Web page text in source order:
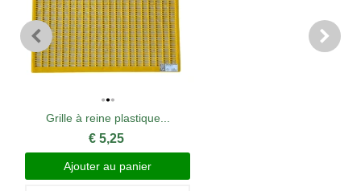
Grille à reine plastique...
€ 5,25
Ajouter au panier